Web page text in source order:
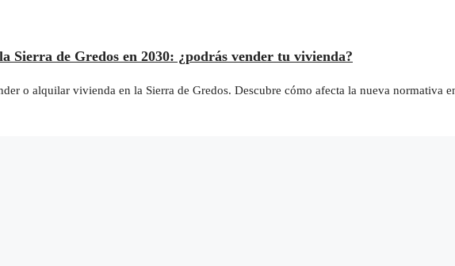
Sierra de Gredos en 2030: ¿podrás vender tu vivienda?
o alquilar vivienda en la Sierra de Gredos. Descubre cómo afecta la nueva normativa